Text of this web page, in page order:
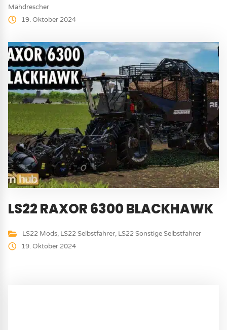
Mähdrescher
19. Oktober 2024
LS22 RAXOR 6300 BLACKHAWK
LS22 Mods, LS22 Selbstfahrer, LS22 Sonstige Selbstfahrer
19. Oktober 2024